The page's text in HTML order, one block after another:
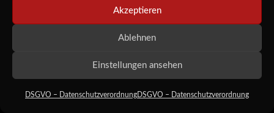
Akzeptieren
Ablehnen
Einstellungen ansehen
DSGVO – Datenschutzverordnung DSGVO – Datenschutzverordnung